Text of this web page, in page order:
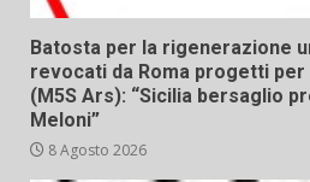
Batosta per la rigenerazione
revocati da Roma progetti per
(M5S Ars): “Sicilia bersaglio
Meloni”
8 Agosto 2026